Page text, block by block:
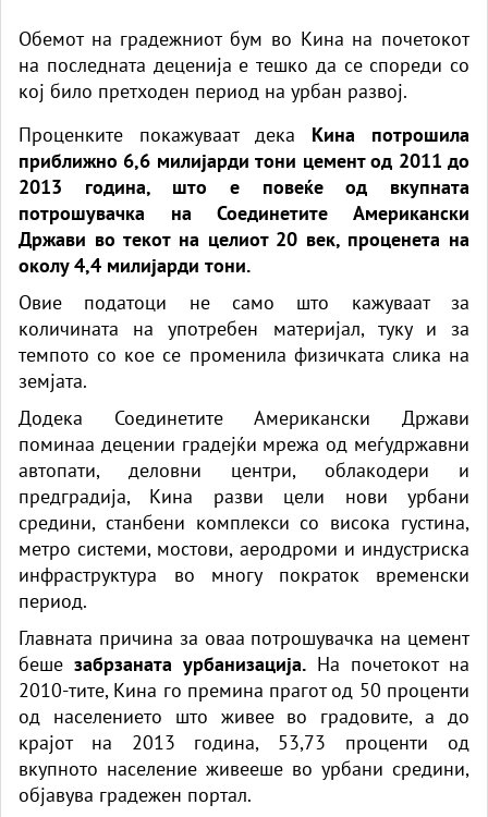
Обемот на градежниот бум во Кина на почетокот
на последната деценија е тешко да се спореди со
кој било претходен период на урбан развој.
Проценките покажуваат дека Кина потрошила
приближно 6,6 милијарди тони цемент од 2011 до
2013 година, што е повеќе од вкупната
потрошувачка на Соединетите Американски
Држави во текот на целиот 20 век, проценета на
околу 4,4 милијарди тони.
Овие податоци не само што кажуваат за
количината на употребен материјал, туку и за
темпото со кое се променила физичката слика на
земјата.
Додека Соединетите Американски Држави
поминаа децении градејќи мрежа од меѓудржавни
автопати, деловни центри, облакодери и
предградија, Кина разви цели нови урбани
средини, станбени комплекси со висока густина,
метро системи, мостови, аеродроми и индустриска
инфраструктура во многу пократок временски
период.
Главната причина за оваа потрошувачка на цемент
бешезабрзаната урбанизација. На почетокот на
2010-тите, Кина го премина прагот од 50 проценти
од населението што живее во градовите, а до
крајот на 2013 година, 53,73 проценти од
вкупното население живееше во урбани средини,
објавува градежен портал.